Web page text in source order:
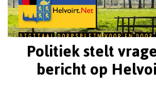
Politiek stelt
bericht op